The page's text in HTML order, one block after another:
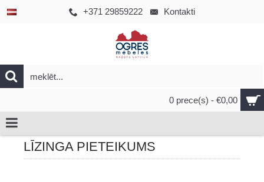
+371 29859222 Kontakti
0 prece(s) - €0,00
LĪZINGA PIETEIKUMS